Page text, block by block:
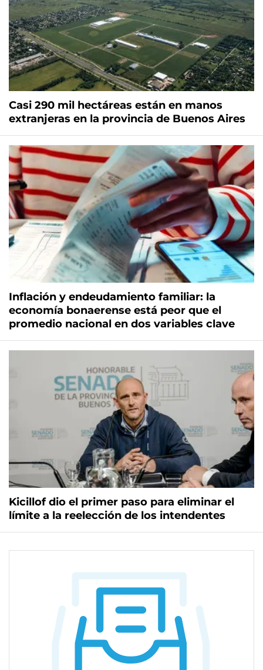
Casi 290 mil hectáreas están en manos
extranjeras en la provincia de Buenos Aires
Inflación y endeudamiento familiar: la
economía bonaerense está peor que el
promedio nacional en dos variables clave
Kicillof dio el primer paso para eliminar el
límite a la reelección de los intendentes